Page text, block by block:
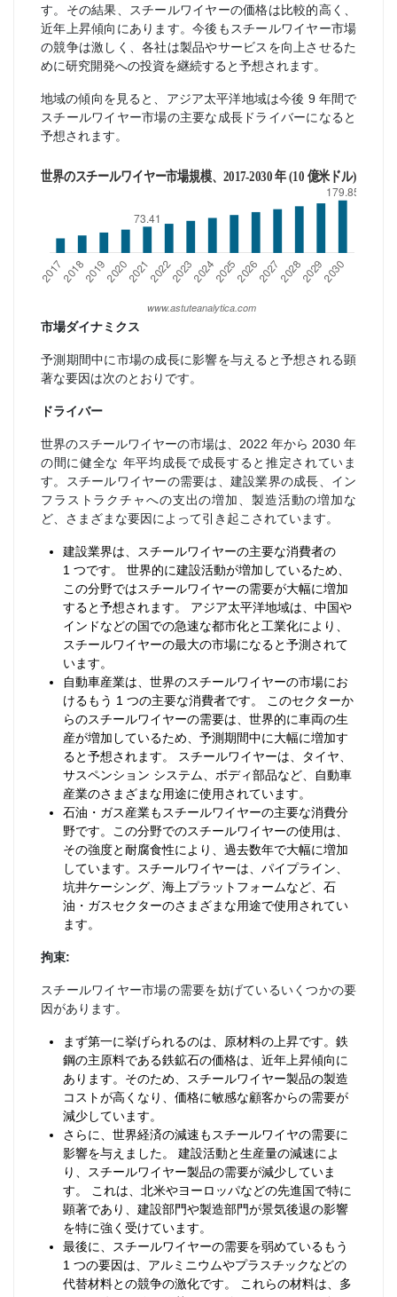
す。その結果、スチールワイヤーの価格は比較的高く、
近年上昇傾向にあります。今後もスチールワイヤー市場
の競争は激しく、各社は製品やサービスを向上させるた
めに研究開発への投資を継続すると予想されます。
地域の傾向を見ると、アジア太平洋地域は今後 9 年間で
スチールワイヤー市場の主要な成長ドライバーになると
予想されます。
市場ダイナミクス
予測期間中に市場の成長に影響を与えると予想される顕
著な要因は次のとおりです。
ドライバー
世界のスチールワイヤーの市場は、2022 年から 2030 年
の間に健全な 年平均成長で成長すると推定されていま
す。スチールワイヤーの需要は、建設業界の成長、イン
フラストラクチャへの支出の増加、製造活動の増加な
ど、さまざまな要因によって引き起こされています。
建設業界は、スチールワイヤーの主要な消費者の
1 つです。 世界的に建設活動が増加しているため、
この分野ではスチールワイヤーの需要が大幅に増加
すると予想されます。 アジア太平洋地域は、中国や
インドなどの国での急速な都市化と工業化により、
スチールワイヤーの最大の市場になると予測されて
います。
自動車産業は、世界のスチールワイヤーの市場にお
けるもう 1 つの主要な消費者です。 このセクターか
らのスチールワイヤーの需要は、世界的に車両の生
産が増加しているため、予測期間中に大幅に増加す
ると予想されます。 スチールワイヤーは、タイヤ、
サスペンション システム、ボディ部品など、自動車
産業のさまざまな用途に使用されています。
石油・ガス産業もスチールワイヤーの主要な消費分
野です。この分野でのスチールワイヤーの使用は、
その強度と耐腐食性により、過去数年で大幅に増加
しています。スチールワイヤーは、パイプライン、
坑井ケーシング、海上プラットフォームなど、石
油・ガスセクターのさまざまな用途で使用されてい
ます。
拘束:
スチールワイヤー市場の需要を妨げているいくつかの要
因があります。
まず第一に挙げられるのは、原材料の上昇です。鉄
鋼の主原料である鉄鉱石の価格は、近年上昇傾向に
あります。そのため、スチールワイヤー製品の製造
コストが高くなり、価格に敏感な顧客からの需要が
減少しています。
さらに、世界経済の減速もスチールワイヤの需要に
影響を与えました。 建設活動と生産量の減速によ
り、スチールワイヤー製品の需要が減少していま
す。 これは、北米やヨーロッパなどの先進国で特に
顕著であり、建設部門や製造部門が景気後退の影響
を特に強く受けています。
最後に、スチールワイヤーの需要を弱めているもう
1 つの要因は、アルミニウムやプラスチックなどの
代替材料との競争の激化です。 これらの材料は、多